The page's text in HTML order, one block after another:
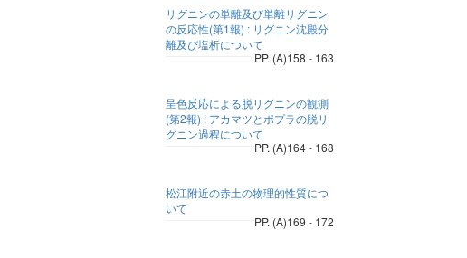
リグニンの単離及び単離リグニン
の反応性(第1報) : リグニン沈殿分
離及び塩析について
PP. (A)158 - 163
呈色反応による脱リグニンの観測
(第2報) : アカマツとポプラの脱リ
グニン過程について
PP. (A)164 - 168
松江附近の赤土の物理的性質につ
いて
PP. (A)169 - 172